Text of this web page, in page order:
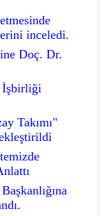
inceledi.
Doç. Dr.
İşbirliği
Takımı"